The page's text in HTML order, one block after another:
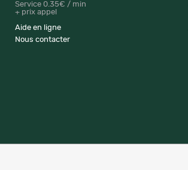
Service 0.35€ / min
+ prix appel
Aide en ligne
Nous contacter